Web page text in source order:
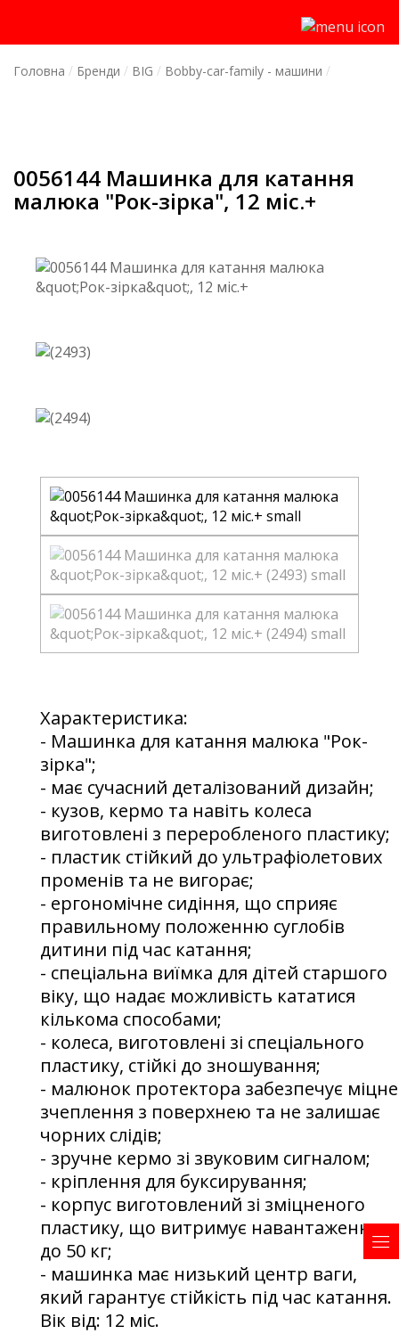
Головна Бренди BIG Bobby-car-family - машини
0056144 Машинка для катання
малюка "Рок-зірка", 12 міс.+
Характеристика:
- Машинка для катання малюка "Рок-
зірка";
- має сучасний деталізований дизайн;
- кузов, кермо та навіть колеса
виготовлені з переробленого пластику;
- пластик стійкий до ультрафіолетових
променів та не вигорає;
- ергономічне сидіння, що сприяє
правильному положенню суглобів
дитини під час катання;
- спеціальна виїмка для дітей старшого
віку, що надає можливість кататися
кількома способами;
- колеса, виготовлені зі спеціального
пластику, стійкі до зношування;
- малюнок протектора забезпечує міцне
зчеплення з поверхнею та не залишає
чорних слідів;
- зручне кермо зі звуковим сигналом;
- кріплення для буксирування;
- корпус виготовлений зі зміцненого
пластику, що витримує навантаження
до 50 кг;
- машинка має низький центр ваги,
який гарантує стійкість під час катання.
Вік від: 12 міс.